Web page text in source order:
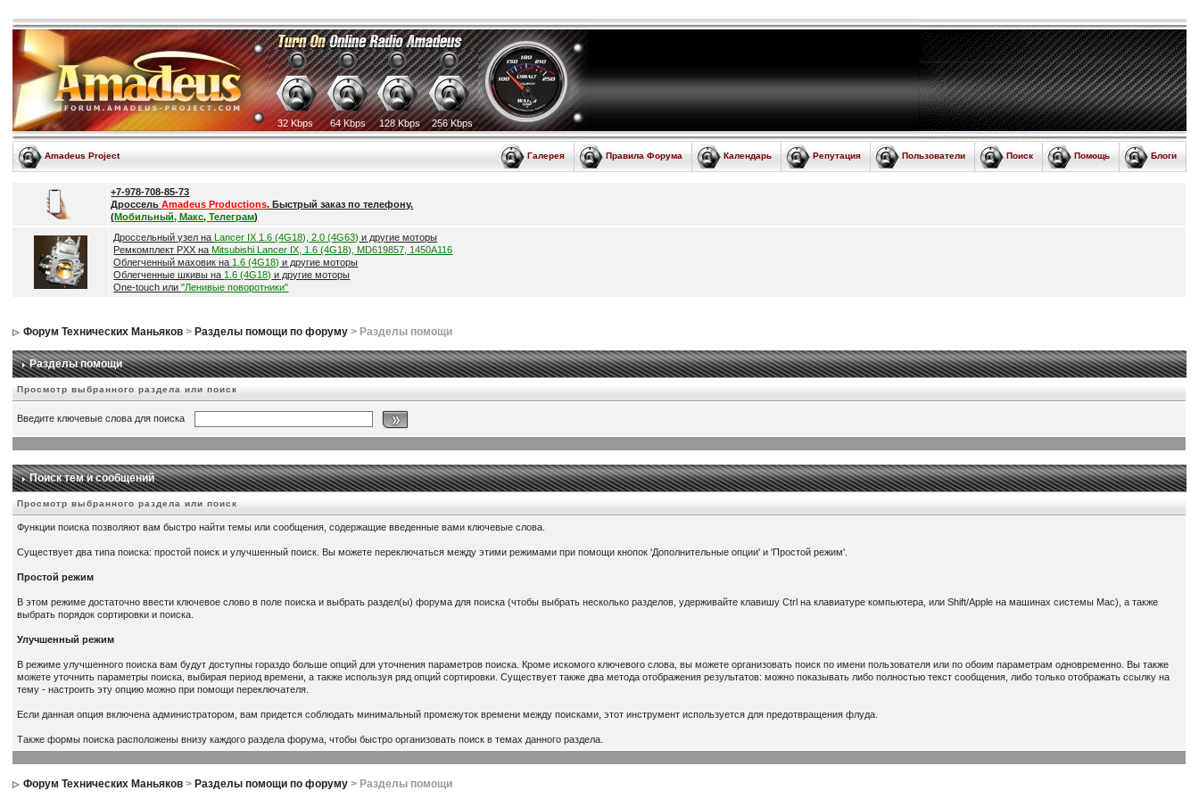
32 Kbps 64 Kbps 128 Kbps 256 Kbps
Amadeus Project Блоги
Помощь
Поиск
Пользователи
Репутация
Календарь
Правила Форума
Галерея
+7-978-708-85-73
ДроссельAmadeus Productions. Быстрый заказ по телефону.
(Мобильный, Макс, Телеграм)
Дроссельный узел на Lancer IX 1.6 (4G18), 2.0 (4G63) и другие моторы
Ремкомплект РХХ на Mitsubishi Lancer IX, 1.6 (4G18), MD619857, 1450A116
Облегченный маховик на 1.6 (4G18) и другие моторы
Облегченные шкивы на 1.6 (4G18) и другие моторы
One-touch или"Ленивые поворотники"
Форум Технических Маньяков > Разделы помощи по форуму > Разделы помощи
Разделы помощи
Просмотр выбранного раздела или поиск
Введите ключевые слова для поиска
Поиск тем и сообщений
Просмотр выбранного раздела или поиск
Функции поиска позволяют вам быстро найти темы или сообщения, содержащие введенные вами ключевые слова.
Существует два типа поиска: простой поиск и улучшенный поиск. Вы можете переключаться между этими режимами при помощи кнопок 'Дополнительные опции' и 'Простой режим'.
Простой режим
В этом режиме достаточно ввести ключевое слово в поле поиска и выбрать раздел(ы) форума для поиска (чтобы выбрать несколько разделов, удерживайте клавишу Ctrl на клавиатуре компьютера, или Shift/Apple на машинах системы Mac), а также
выбрать порядок сортировки и поиска.
Улучшенный режим
В режиме улучшенного поиска вам будут доступны гораздо больше опций для уточнения параметров поиска. Кроме искомого ключевого слова, вы можете организовать поиск по имени пользователя или по обоим параметрам одновременно. Вы также
можете уточнить параметры поиска, выбирая период времени, а также используя ряд опций сортировки. Существует также два метода отображения результатов: можно показывать либо полностью текст сообщения, либо только отображать ссылку на
тему - настроить эту опцию можно при помощи переключателя.
Если данная опция включена администратором, вам придется соблюдать минимальный промежуток времени между поисками, этот инструмент используется для предотвращения флуда.
Также формы поиска расположены внизу каждого раздела форума, чтобы быстро организовать поиск в темах данного раздела.
Форум Технических Маньяков > Разделы помощи по форуму > Разделы помощи